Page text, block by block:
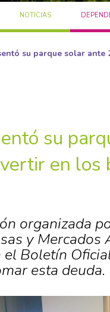
NOTICIAS
su parque solar
su
en los
organizada
y
Boletín
esta deuda.